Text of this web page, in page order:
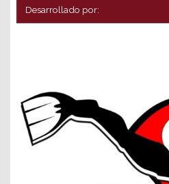
Desarrollado por: